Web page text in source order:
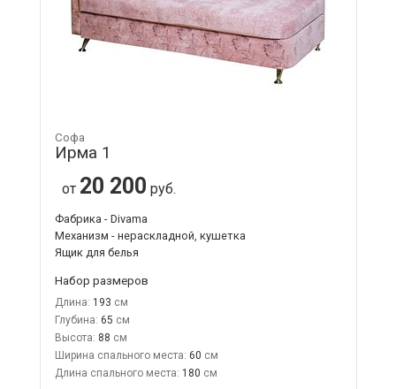
Софа
Ирма 1
от 20 200 руб.
Фабрика - Divama
Механизм - нераскладной, кушетка
Ящик для белья
Набор размеров
Длина: 193
Глубина: 65
Высота: 88
Ширина спального места: 60
Длина спального места: 180